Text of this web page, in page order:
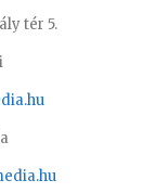
tér 5.